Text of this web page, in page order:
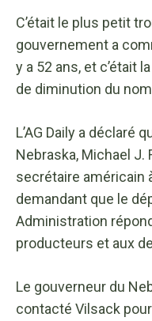
C’était le plus petit
gouvernement a
y a 52 ans, et c’était
de diminution du
L’AG Daily a déclaré
Nebraska, Michael J.
secrétaire américain
demandant que le
Administration
producteurs et aux
Le gouverneur du
contacté Vilsack